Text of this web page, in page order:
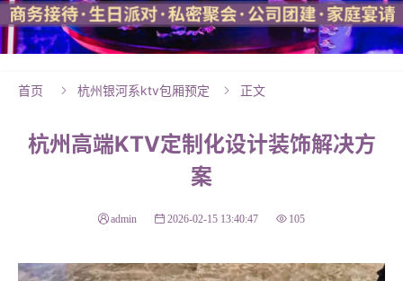
首页  杭州银河系ktv包厢预定  正文
杭州高端KTV定制化设计装饰解决方
案
admin 2026-02-15 13:40:47 105